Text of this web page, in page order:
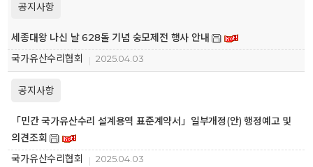
공지사항
세종대왕 나신 날 628돌 기념 숭모제전 행사 안내
국가유산수리협회
2025.04.03
공지사항
「민간 국가유산수리 설계용역 표준계약서」일부개정(안) 행정예고 및
의견조회
국가유산수리협회
2025.04.03